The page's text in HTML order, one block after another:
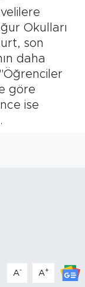
Okulları
son
daha
göre
ise
A- A+